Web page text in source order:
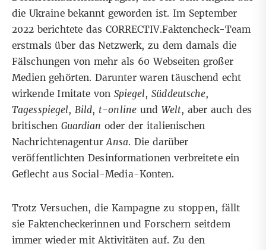
die Ukraine bekannt geworden ist.Im September
2022 berichtete das CORRECTIV.Faktencheck-Team
erstmals über das Netzwerk, zu dem damals die
Fälschungen von mehr als 60 Webseiten großer
Medien gehörten. Darunter waren täuschend echt
wirkende Imitate von Spiegel,Süddeutsche,
Tagesspiegel, Bild, t-onlineund Welt, aber auch des
britischen Guardian oder der italienischen
NachrichtenagenturAnsa. Die darüber
veröffentlichten Desinformationen verbreitete ein
Geflecht aus Social-Media-Konten.
Trotz Versuchen, die Kampagne zu stoppen, fällt
sie Faktencheckerinnen und Forschern seitdem
immer wieder mit Aktivitäten auf. Zu den